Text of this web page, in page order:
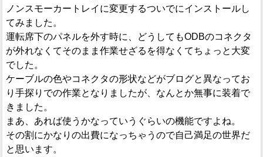
ノンスモーカートレイに変更するついでにインストールし
てみました。
運転席下のパネルを外す時に、どうしてもODBのコネクタ
が外れなくてそのまま作業せざるを得なくてちょっと大変
でした。
ケーブルの色やコネクタの形状などがブログと異なってお
り手探りでの作業となりましたが、なんとか無事に装着で
きました。
まあ、あれば使うかなっていうぐらいの機能ですよね。
その割にかなりの出費になっちゃうので自己満足の世界だ
と思います。